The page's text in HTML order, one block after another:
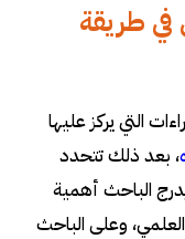
في طريقة
التي يركز عليها
، بعد ذلك تتحدد
الباحث أهمية
وعلى الباحث